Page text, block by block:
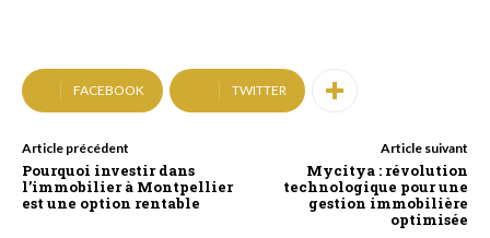
FACEBOOK TWITTER
Article précédent
Pourquoi investir dans
l’immobilier à Montpellier
est une option rentable
Article suivant
Mycitya : révolution
technologique pour une
gestion immobilière
optimisée